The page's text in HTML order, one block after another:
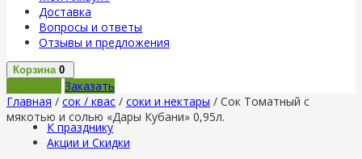
Доставка
Вопросы и ответы
Отзывы и предложения
Корзина 0
Заказать
Главная / сок / квас / соки и нектары / Сок Томатный с
мякотью и солью «Дары Кубани» 0,95л.
К празднику
Акции и Скидки